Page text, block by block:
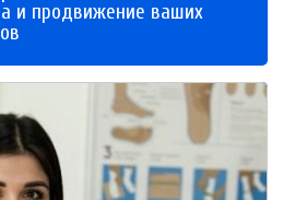
и продвижение ваших